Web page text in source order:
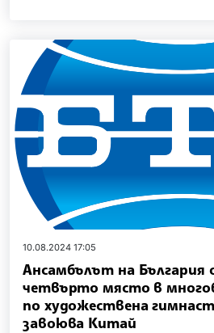
10.08.2024 17:05
Ансамбълът на България
четвърто място в
по художествена
завоюва Китай